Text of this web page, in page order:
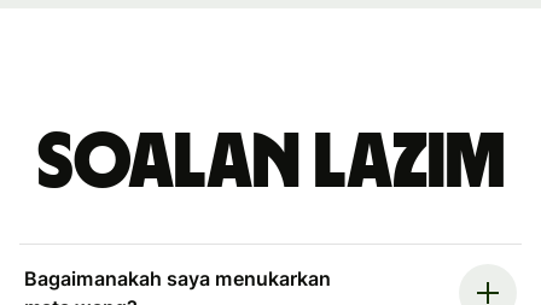
Soalan Lazim
Bagaimanakah saya menukarkan